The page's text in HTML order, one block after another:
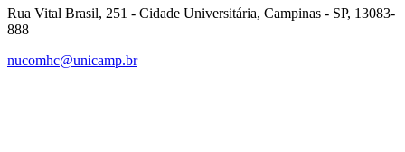
Rua Vital Brasil, 251 - Cidade Universitária, Campinas - SP, 13083-
888
nucomhc@unicamp.br